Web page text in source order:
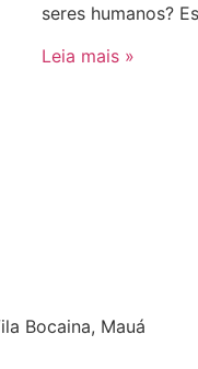
seres humanos?
Leia mais »
Bocaina, Mauá